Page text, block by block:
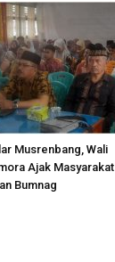
Musrenbang, Wali
Ajak Masyarakat
Bumnag